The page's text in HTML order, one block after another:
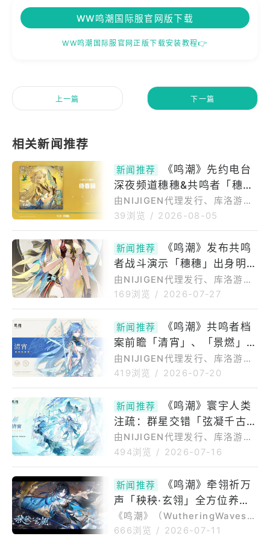
WW鸣潮国际服官网版下载
WW鸣潮国际服官网正版下载安装教程👉
上一篇 下一篇
新闻推荐
《鸣潮》先约电台
深夜频道穗穗&共鸣者「穗
穗」PV重明
由NIJIGEN代理发行、库洛游戏
（KUROGAMES）打造的开放世
而歌限定角色「穗穗」、「爱弥
斯」现正UP中。先约电台深夜频
道|穗穗不用急著想后面的事情。
难得这样的夜晚，还是好好休息
一下比较重要。日语《鸣潮》共
局，便由我摆平。」日语《鸣
潮》先约电台EP3.5——穗穗
《待春归》现已正式上架Spoti
39浏览 / 2026-08-05
新闻推荐
《鸣潮》发布共鸣
者战斗演示「穗穗」出身明庭
的世家大小姐昭明商会的年轻
理事
由NIJIGEN代理发行、库洛游戏
（KUROGAMES）打造的开放世
而歌限定角色「秧秧·玄翎」、
「琳奈」、「陆·赫斯」现正UP
中。7月30日限定角色「穗
穗」、「爱弥斯」将限定UP。
《鸣潮》共鸣者战斗演示|穗穗
江山——穗穗资料读取中>>>✦
穗穗✦出身明庭的世家大小姐，
昭明商会的年轻理
169浏览 / 2026-07-27
新闻推荐
《鸣潮》共鸣者档
案前瞻「清宵」、「景燃」消
息释出&「终焉矩阵」将进入
第二挑战周期「险境强袭」
由NIJIGEN代理发行、库洛游戏
（KUROGAMES）打造的开放世
而歌限定角色「秧秧·玄翎」、
「琳奈」、「陆·赫斯」现正UP
中。近日发布3.6版本将推出
「清宵」、「景燃」限定UP消
息。共鸣者档案前瞻|清宵共鸣属
人类注疏：群星交错》「弦凝千
古寂，剑起满天清。」——清宵
档案资料>>隐世剑修，
419浏览 / 2026-07-20
新闻推荐
《鸣潮》寰宇人类
注疏：群星交错「弦凝千古
寂，剑起满天清」—清宵
由NIJIGEN代理发行、库洛游戏
（KUROGAMES）打造的开放世
而歌限定角色「秧秧·玄翎」、
「琳奈」、「陆·赫斯」现正UP
中。今日发布3.6版本将推出
「清宵」限定UP消息。《寰宇人
类注疏：群星交错》「弦凝千古
494浏览 / 2026-07-16
新闻推荐
《鸣潮》牵翎祈万
声「秧秧·玄翎」全方位养成
攻略：组队、手法与抽取推荐
《鸣潮》（WutheringWaves）
于今（10）日更新至3.5版本
666浏览 / 2026-07-11